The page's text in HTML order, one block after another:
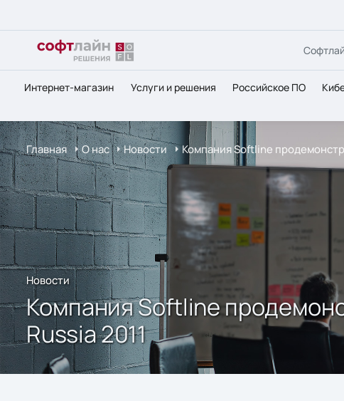
Интернет-магазин Услуги и решения Российское ПО
Главная О нас Новости Компания Softline
Новости
Компания Softline
Russia 2011